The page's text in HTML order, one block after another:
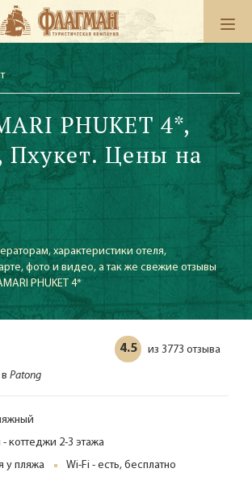
PHUKET 4*,
Пхукет. Цены на
характеристики отеля,
фото и видео, а так же свежие отзывы
PHUKET 4*
4.5 из 3773 отзыва
Patong
- коттеджи 2-3 этажа
у пляжа
Wi-Fi - есть, бесплатно